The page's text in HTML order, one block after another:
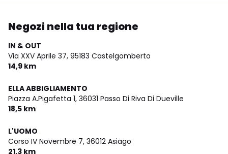
Negozi nella tua regione
IN & OUT
Via XXV Aprile 37, 95183 Castelgomberto
14,9 km
ELLA ABBIGLIAMENTO
Piazza A.Pigafetta 1, 36031 Passo Di Riva Di Dueville
18,5 km
L'UOMO
Corso IV Novembre 7, 36012 Asiago
21,3 km